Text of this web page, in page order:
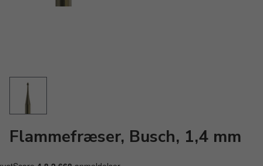
Flammefræser, Busch, 1,4 mm